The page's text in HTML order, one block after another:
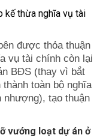
được thỏa thuận
vụ tài chính còn lại
BĐS (thay vì bắt
toàn bộ nghĩa
tạo thuận
vướng loạt dự án ở